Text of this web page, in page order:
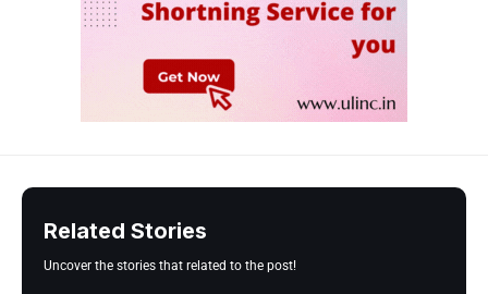
Related Stories
Uncover the stories that related to the post!